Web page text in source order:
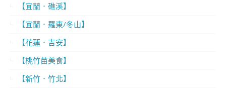
【宜蘭．礁溪】
【宜蘭．羅東/冬山】
【花蓮．吉安】
【桃竹苗美食】
【新竹．竹北】